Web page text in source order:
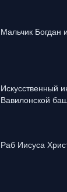
Mальчик Богдан
Искусственный
Вавилонской
Раб Иисуса